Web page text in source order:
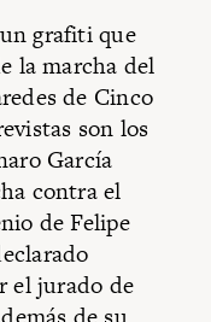
grafiti que
la marcha del
de Cinco
son los
García
contra el
de Felipe
el jurado de